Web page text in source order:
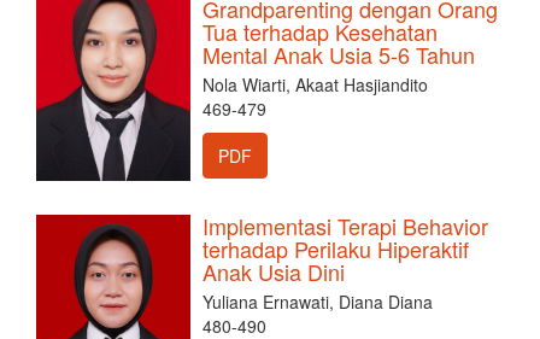
Grandparenting dengan Orang
Tua terhadap Kesehatan
Mental Anak Usia 5-6 Tahun
Nola Wiarti, Akaat Hasjiandito
469-479
PDF
Implementasi Terapi Behavior
terhadap Perilaku Hiperaktif
Anak Usia Dini
Yuliana Ernawati, Diana Diana
480-490